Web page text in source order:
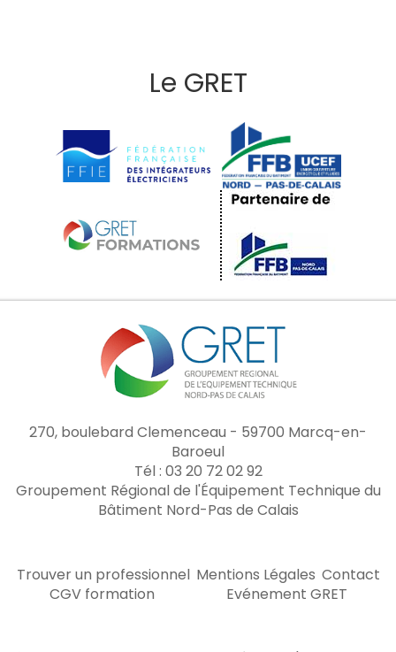
Le GRET
270, boulebard Clemenceau - 59700 Marcq-en-
Baroeul
Tél : 03 20 72 02 92
Groupement Régional de l'Équipement Technique du
Bâtiment Nord-Pas de Calais
Trouver un professionnel Mentions Légales Contact
CGV formation
Evénement GRET